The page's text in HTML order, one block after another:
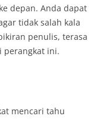
depan. Anda dapat
tidak salah kala
penulis, terasa
perangkat ini.
mencari tahu